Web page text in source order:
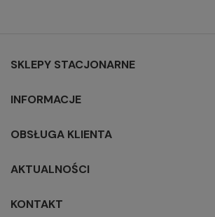
SKLEPY STACJONARNE
INFORMACJE
OBSŁUGA KLIENTA
AKTUALNOŚCI
KONTAKT